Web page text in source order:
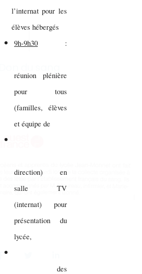
l’internat pour les
élèves hébergés
9h-9h30 :
réunion plénière
pour tous
(familles, élèves
et équipe de
direction) en
salle TV
(internat) pour
présentation du
lycée,
des